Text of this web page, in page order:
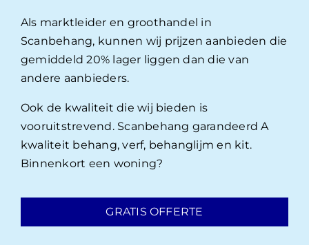
Als marktleider en groothandel in
Scanbehang, kunnen wij prijzen aanbieden die
gemiddeld 20% lager liggen dan die van
andere aanbieders.
Ook de kwaliteit die wij bieden is
vooruitstrevend. Scanbehang garandeerd A
kwaliteit behang, verf, behanglijm en kit.
Binnenkort een woning?
GRATIS OFFERTE